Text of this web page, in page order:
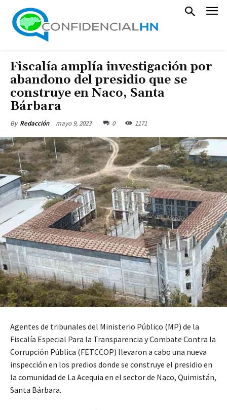
Fiscalía amplía investigación por
abandono del presidio que se
construye en Naco, Santa
Bárbara
By Redacción mayo 9, 2023 0 1171
Agentes de tribunales del Ministerio Público (MP) de la
Fiscalía Especial Para la Transparencia y Combate Contra la
Corrupción Pública (FETCCOP) llevaron a cabo una nueva
inspección en los predios donde se construye el presidio en
la comunidad de La Acequia en el sector de Naco, Quimistán,
Santa Bárbara.